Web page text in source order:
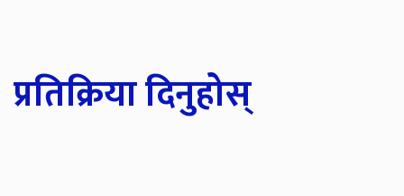
प्रतिक्रिया दिनुहोस्